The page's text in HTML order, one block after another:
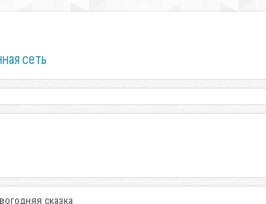
сеть
сказка